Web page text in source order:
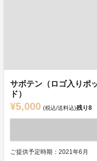
サボテン（ロゴ入りポ
ド）
¥5,000 (税込/送料込)残り8
ご提供予定時期：2021年6月